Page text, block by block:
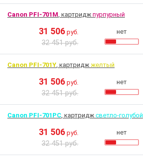
Canon PFI-701M, картридж пурпурный
31 506 руб.
32 451 руб.
нет
Canon PFI-701Y, картридж желтый
31 506 руб.
32 451 руб.
нет
Canon PFI-701PC, картридж светло-голубой
31 506 руб.
32 451 руб.
нет